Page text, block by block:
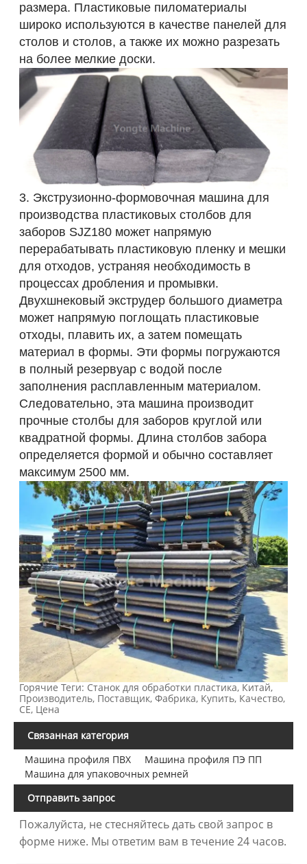
размера. Пластиковые пиломатериалы
широко используются в качестве панелей для
столов и столов, а также их можно разрезать
на более мелкие доски.
3. Экструзионно-формовочная машина для
производства пластиковых столбов для
заборов SJZ180 может напрямую
перерабатывать пластиковую пленку и мешки
для отходов, устраняя необходимость в
процессах дробления и промывки.
Двухшнековый экструдер большого диаметра
может напрямую поглощать пластиковые
отходы, плавить их, а затем помещать
материал в формы. Эти формы погружаются
в полный резервуар с водой после
заполнения расплавленным материалом.
Следовательно, эта машина производит
прочные столбы для заборов круглой или
квадратной формы. Длина столбов забора
определяется формой и обычно составляет
максимум 2500 мм.
Горячие Теги: Станок для обработки пластика, Китай,
Производитель, Поставщик, Фабрика, Купить, Качество,
CE, Цена
Связанная категория
Машина профиля ПВХ
Машина профиля ПЭ ПП
Машина для упаковочных ремней
Отправить запрос
Пожалуйста, не стесняйтесь дать свой запрос в
форме ниже. Мы ответим вам в течение 24 часов.